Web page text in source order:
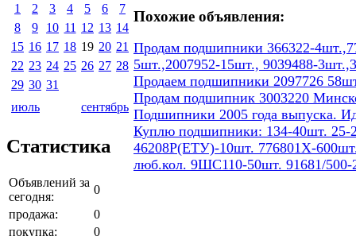
1
2 3 4 5 6
7
8
9 10 11 12 13 14
15 16 17 18 19 20 21
22 23 24 25 26 27 28
29 30 31
июль
сентябрь
Статистика
Объявлений за
сегодня:
0
продажа:
0
покупка:
0
Похожие объявления:
Продам подшипники 366322-
5шт.,2007952-15шт., 9039488-
Продаем подшипники 2097726
Продам подшипник 3003220
Подшипники 2005 года выпуска.
Куплю подшипники: 134-40шт.
46208Р(ЕТУ)-10шт. 776801Х-
люб.кол. 9ШС110-50шт. 91681/500-